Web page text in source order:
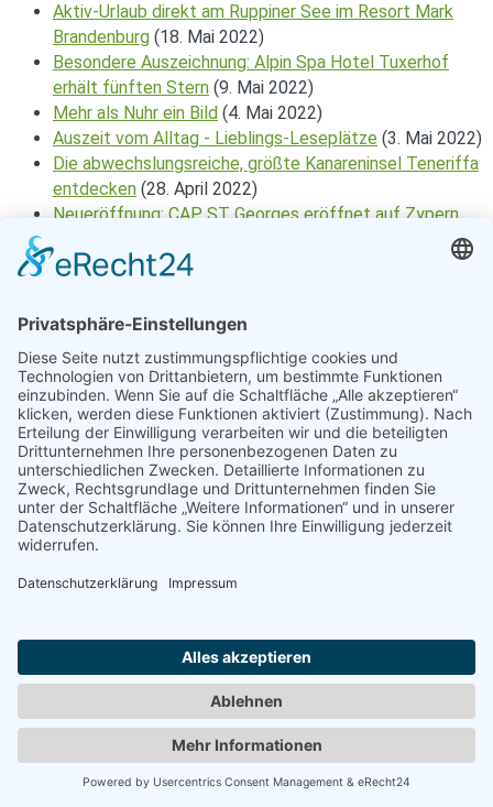
Aktiv-Urlaub direkt am Ruppiner See im Resort Mark
Brandenburg (18. Mai 2022)
Besondere Auszeichnung: Alpin Spa Hotel Tuxerhof
erhält fünften Stern (9. Mai 2022)
Mehr als Nuhr ein Bild (4. Mai 2022)
Auszeit vom Alltag - Lieblings-Leseplätze (3. Mai 2022)
Die abwechslungsreiche, größte Kanareninsel Teneriffa
entdecken (28. April 2022)
Neueröffnung: CAP ST Georges eröffnet auf Zypern
SY Sea Star - mit weiß-blauen Segeln durchs
Eine Kreuzfahrt steht bevor - wichtige Fragen und die
Antworten dazu
(8. April 2022)
Tausend blühende Frühlingsgrüße - Blütenmeer und
Bayerisches Meer (24. März 2022)
Mit dem Fahrrad auf der Obstroute durchs Blütenmeer
(22. März 2022)
Wellness und mehr im Hotel SchwarzBrunn in Tirol
März 2022)
Wanderabenteuer und Picknickfreude an den Seen im
Trentino
erleben (17. März 2022)
im März (8. März 2022)
Wanderurlaub auf Sardinien und in der Cinque Terre (7.
Einmal rund um die Welt mit der VASCO DA GAMA (3.